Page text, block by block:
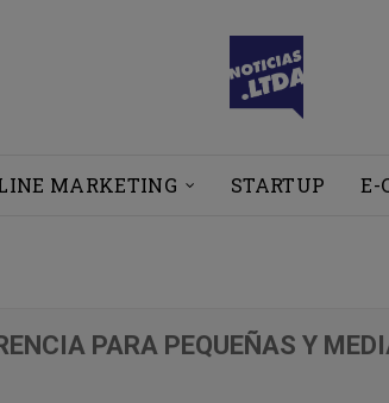
MARKETING STARTUP E-
PARA PEQUEÑAS Y